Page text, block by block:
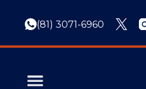
(81) 3071-6960